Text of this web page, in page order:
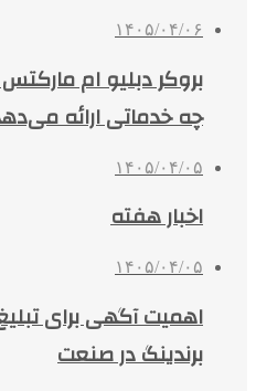
۱۴۰۵/۰۴/۰۶
چه خدماتی ارائه
۱۴۰۵/۰۴/۰۵
اخبار هفته
۱۴۰۵/۰۴/۰۵
اهمیت آگهی برای
برندینگ در صنعت